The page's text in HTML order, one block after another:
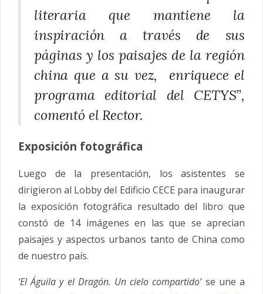
literaria que mantiene la
inspiración a través de sus
páginas y los paisajes de la región
china que a su vez, enriquece el
programa editorial del CETYS”,
comentó el Rector.
Exposición fotográfica
Luego de la presentación, los asistentes se
dirigieron al Lobby del Edificio CECE para inaugurar
la exposición fotográfica resultado del libro que
constó de 14 imágenes en las que se aprecian
paisajes y aspectos urbanos tanto de China como
de nuestro país.
‘El Águila y el Dragón. Un cielo compartido’ se une a